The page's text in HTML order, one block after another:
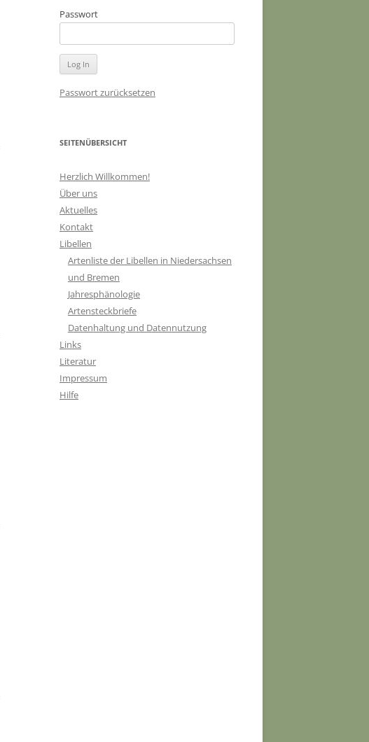
Passwort
Passwort zurücksetzen
SEITENÜBERSICHT
Herzlich Willkommen!
Über uns
Aktuelles
Kontakt
Libellen
Artenliste der Libellen in Niedersachsen
und Bremen
Jahresphänologie
Artensteckbriefe
Datenhaltung und Datennutzung
Links
Literatur
Impressum
Hilfe